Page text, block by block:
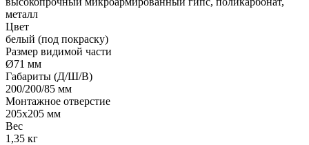
металл
Цвет
белый (под покраску)
Размер видимой части
Ø71 мм
Габариты (Д/Ш/В)
200/200/85 мм
Монтажное отверстие
205x205 мм
Вес
1,35 кг